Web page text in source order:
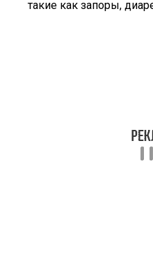
такие как запоры,